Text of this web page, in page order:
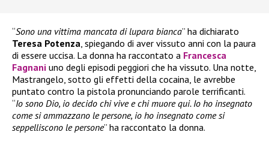
“Sono una vittima mancata di lupara bianca” ha dichiarato
Teresa Potenza , spiegando di aver vissuto anni con la paura
di essere uccisa. La donna ha raccontato a Francesca
Fagnani uno degli episodi peggiori che ha vissuto. Una notte,
Mastrangelo, sotto gli effetti della cocaina, le avrebbe
puntato contro la pistola pronunciando parole terrificanti.
“Io sono Dio, io decido chi vive e chi muore qui. Io ho insegnato
come si ammazzano le persone, io ho insegnato come si
seppelliscono le persone” ha raccontato la donna.